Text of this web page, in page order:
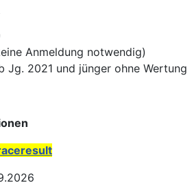
Anmeldung notwendig)
Jg. 2021 und jünger ohne Wertung